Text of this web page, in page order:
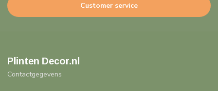
Customer service
Plinten Decor.nl
Contactgegevens